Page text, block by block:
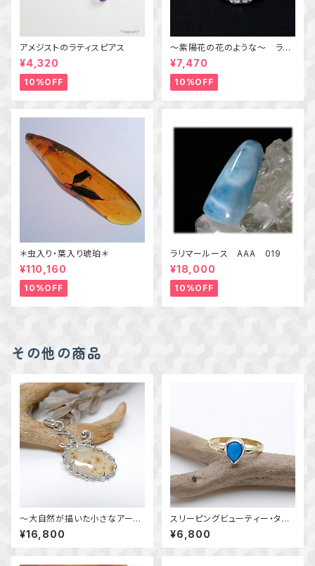
アメジストのラティスピアス
¥4,320
10%OFF
～紫陽花の花のような～ ラベ
ンダークォーツの粒飾りペンダ
ント 天然石アクセサリー
一点物
¥7,470
10%OFF
＊虫入り・葉入り琥珀＊
¥110,160
10%OFF
ラリマールース AAA 019
¥18,000
10%OFF
その他の商品
～大自然が描いた小さなアート
～ デンドリチックアゲートの唐
草ペンダント 天然石アクセサ
リー 一点物
¥16,800
スリーピングビューティー・ター
コイズのリング 9号 ～真鍮と
銀の指輪～ 天然石アクセサリ
ー 一点物
¥6,800